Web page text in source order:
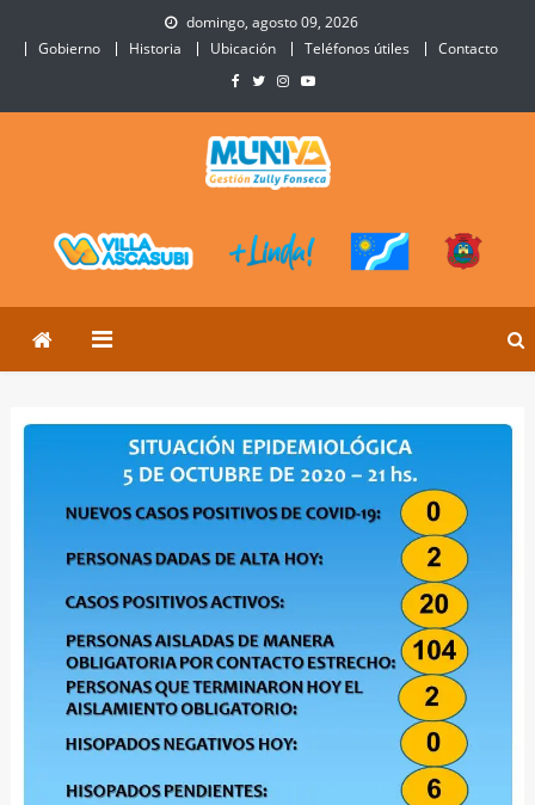
domingo, agosto 09, 2026
Gobierno
Historia Ubicación Teléfonos útiles Contacto
Ascasubi